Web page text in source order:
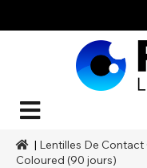
| Lentilles De Contact
Coloured (90 jours)